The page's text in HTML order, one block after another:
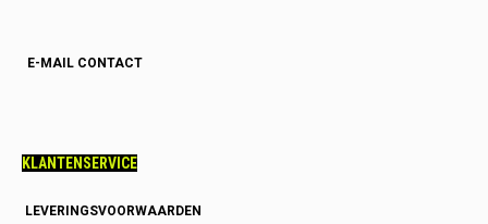
E-MAIL CONTACT
KLANTENSERVICE
LEVERINGSVOORWAARDEN